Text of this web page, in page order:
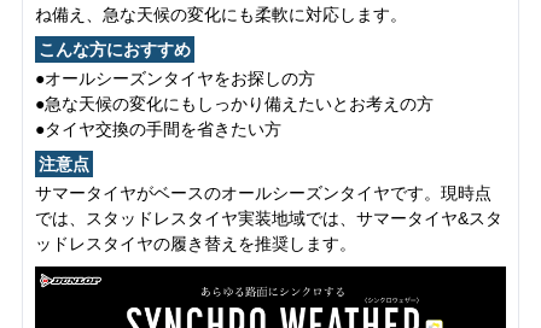
ね備え、急な天候の変化にも柔軟に対応します。
こんな方におすすめ
●オールシーズンタイヤをお探しの方
●急な天候の変化にもしっかり備えたいとお考えの方
●タイヤ交換の手間を省きたい方
注意点
サマータイヤがベースのオールシーズンタイヤです。現時点
では、スタッドレスタイヤ実装地域では、サマータイヤ&スタ
ッドレスタイヤの履き替えを推奨します。